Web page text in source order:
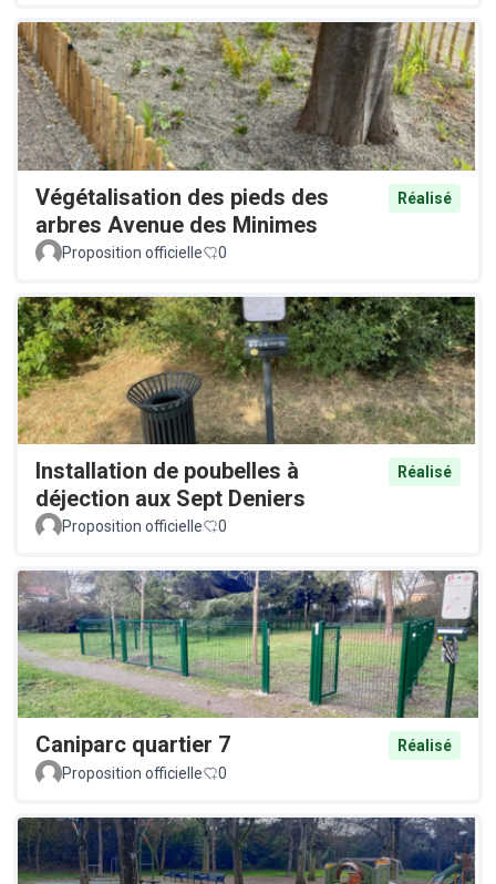
Végétalisation des pieds des
arbres Avenue des Minimes
Réalisé
Proposition officielle 0
Installation de poubelles à
déjection aux Sept Deniers
Réalisé
Proposition officielle 0
Caniparc quartier 7
Réalisé
Proposition officielle
0